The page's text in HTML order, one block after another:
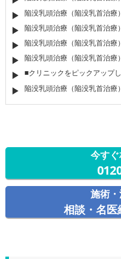
陥没乳頭治療（陥没乳首治療
陥没乳頭治療（陥没乳首治療
陥没乳頭治療（陥没乳首治療
陥没乳頭治療（陥没乳首治療
■クリニックをピックアップ
陥没乳頭治療（陥没乳首治療
今す
施術
相談・名医